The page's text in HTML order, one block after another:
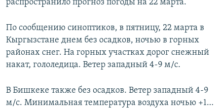
распространило прогноз погоды на 22 марта.
По сообщению синоптиков, в пятницу, 22 марта в
Кыргызстане днем без осадков, ночью в горных
районах снег. На горных участках дорог снежный
накат, гололедица. Ветер западный 4-9 м/с.
В Бишкеке также без осадков. Ветер западный 4-9
м/с. Минимальная температура воздуха ночью +1…